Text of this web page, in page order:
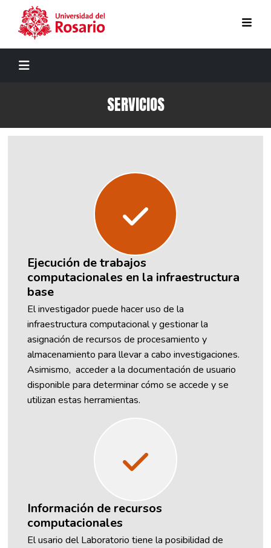
SERVICIOS
Ejecución de trabajos
computacionales en la infraestructura
base
El investigador puede hacer uso de la
infraestructura computacional y gestionar la
asignación de recursos de procesamiento y
almacenamiento para llevar a cabo investigaciones.
Asimismo, acceder a la documentación de usuario
disponible para determinar cómo se accede y se
utilizan estas herramientas.
Información de recursos
computacionales
El usario del Laboratorio tiene la posibilidad de